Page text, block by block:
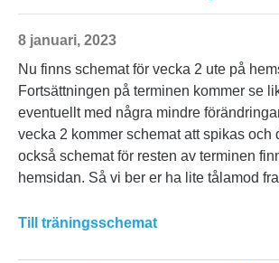
8 januari, 2023
Nu finns schemat för vecka 2 ute på
Fortsättningen på terminen kommer se
eventuellt med några mindre
vecka 2 kommer schemat att spikas och
också schemat för resten av terminen
hemsidan. Så vi ber er ha lite tålamod
Till träningsschemat